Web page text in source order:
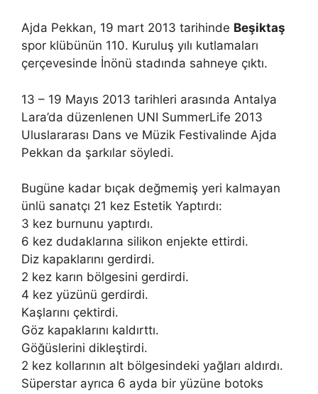
Ajda Pekkan, 19 mart 2013 tarihinde Beşiktaş
spor klübünün 110. Kuruluş yılı kutlamaları
çerçevesinde İnönü stadında sahneye çıktı.
13 – 19 Mayıs 2013 tarihleri arasında Antalya
Lara’da düzenlenen UNI SummerLife 2013
Uluslararası Dans ve Müzik Festivalinde Ajda
Pekkan da şarkılar söyledi.
Bugüne kadar bıçak değmemiş yeri kalmayan
ünlü sanatçı 21 kez Estetik Yaptırdı:
3 kez burnunu yaptırdı.
6 kez dudaklarına silikon enjekte ettirdi.
Diz kapaklarını gerdirdi.
2 kez karın bölgesini gerdirdi.
4 kez yüzünü gerdirdi.
Kaşlarını çektirdi.
Göz kapaklarını kaldırttı.
Göğüslerini dikleştirdi.
2 kez kollarının alt bölgesindeki yağları aldırdı.
Süperstar ayrıca 6 ayda bir yüzüne botoks